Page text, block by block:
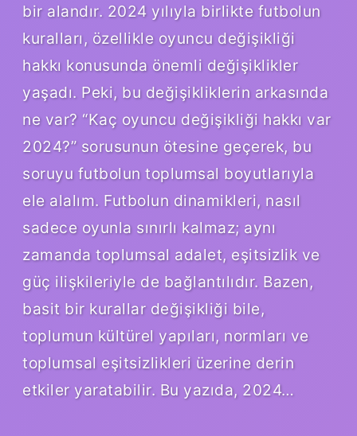
bir alandır. 2024 yılıyla birlikte futbolun
kuralları, özellikle oyuncu değişikliği
hakkı konusunda önemli değişiklikler
yaşadı. Peki, bu değişikliklerin arkasında
ne var? “Kaç oyuncu değişikliği hakkı var
2024?” sorusunun ötesine geçerek, bu
soruyu futbolun toplumsal boyutlarıyla
ele alalım. Futbolun dinamikleri, nasıl
sadece oyunla sınırlı kalmaz; aynı
zamanda toplumsal adalet, eşitsizlik ve
güç ilişkileriyle de bağlantılıdır. Bazen,
basit bir kurallar değişikliği bile,
toplumun kültürel yapıları, normları ve
toplumsal eşitsizlikleri üzerine derin
etkiler yaratabilir. Bu yazıda, 2024…